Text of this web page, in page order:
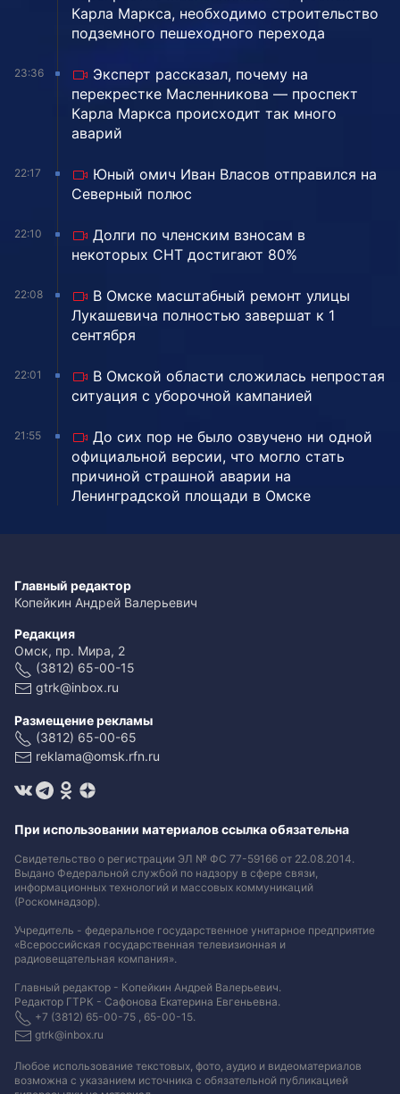
Карла Маркса, необходимо строительство
подземного пешеходного перехода
23:36
Эксперт рассказал, почему на
перекрестке Масленникова — проспект
Карла Маркса происходит так много
аварий
22:17
Юный омич Иван Власов отправился на
Северный полюс
22:10
Долги по членским взносам в
некоторых СНТ достигают 80%
22:08
В Омске масштабный ремонт улицы
Лукашевича полностью завершат к 1
сентября
22:01
В Омской области сложилась непростая
ситуация с уборочной кампанией
21:55
До сих пор не было озвучено ни одной
официальной версии, что могло стать
причиной страшной аварии на
Ленинградской площади в Омске
Главный редактор
Копейкин Андрей Валерьевич
Редакция
Омск, пр. Мира, 2
(3812) 65-00-15
gtrk@inbox.ru
Размещение рекламы
(3812) 65-00-65
reklama@omsk.rfn.ru
При использовании материалов ссылка обязательна
Свидетельство о регистрации ЭЛ № ФС 77-59166 от 22.08.2014.
Выдано Федеральной службой по надзору в сфере связи,
информационных технологий и массовых коммуникаций
(Роскомнадзор).
Учредитель - федеральное государственное унитарное предприятие
«Всероссийская государственная телевизионная и
радиовещательная компания».
Главный редактор - Копейкин Андрей Валерьевич.
Редактор ГТРК - Сафонова Екатерина Евгеньевна.
+7 (3812) 65-00-75 , 65-00-15.
gtrk@inbox.ru
Любое использование текстовых, фото, аудио и видеоматериалов
возможна с указанием источника с обязательной публикацией